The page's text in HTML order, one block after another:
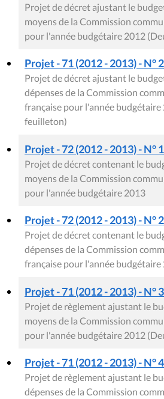
Projet de décret ajustant le
moyens de la Commission
pour l'année budgétaire 2012
Projet - 71 (2012 - 2013) - N° 2
Projet de décret ajustant le
dépenses de la Commission
française pour l'année
feuilleton)
Projet - 72 (2012 - 2013) - N° 1
Projet de décret contenant le
moyens de la Commission
pour l'année budgétaire 2013
Projet - 72 (2012 - 2013) - N° 2
Projet de décret contenant le
dépenses de la Commission
française pour l'année budgétaire
Projet - 71 (2012 - 2013) - N° 3
Projet de règlement ajustant le
moyens de la Commission
pour l'année budgétaire 2012
Projet - 71 (2012 - 2013) - N° 4
Projet de règlement ajustant le
dépenses de la Commission